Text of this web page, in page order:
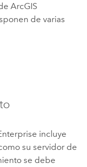
ArcGIS
de varias
incluye
su servidor de
se debe